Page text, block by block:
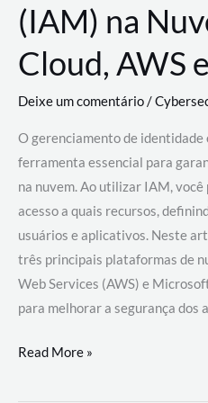
(IAM) na
Cloud, AWS
Deixe um comentário/
O gerenciamento de identidade
ferramenta essencial para
na nuvem. Ao utilizar IAM,
acesso a quais recursos,
usuários e aplicativos. Neste
três principais plataformas de
Web Services (AWS) e
para melhorar a segurança dos
Gerenciamento
Read More »